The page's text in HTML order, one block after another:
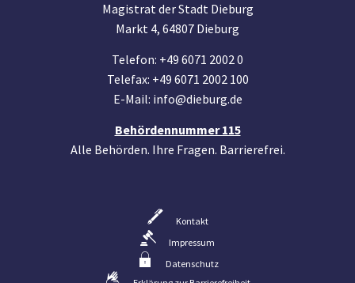
Magistrat der Stadt Dieburg
Markt 4, 64807 Dieburg
Telefon: +49 6071 2002 0
Telefax: +49 6071 2002 100
E-Mail: info@dieburg.de
Behördennummer 115
Alle Behörden. Ihre Fragen. Barrierefrei.
Kontakt
Impressum
Datenschutz